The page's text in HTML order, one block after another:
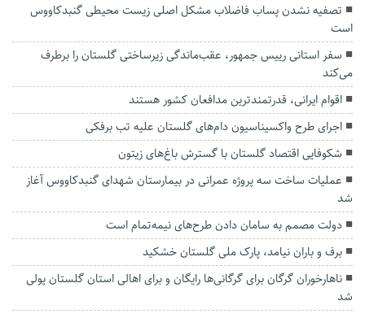
تصفیه نشدن پساب فاضلاب مشکل اصلی زیست محیطی گنبدکاووس
است
سفر استانی رییس جمهور، عقب‌ماندگی زیرساختی گلستان را برطرف
می‌کند
اقوام ایرانی، قدرتمندترین مدافعان کشور هستند
اجرای طرح واکسیناسیون دام‌های گلستان علیه تب برفکی
شکوفایی اقتصاد گلستان با گسترش باغ‌های زیتون
عملیات ساخت سه پروژه عمرانی در بیمارستان شهدای گنبدکاووس آغاز
شد
دولت مصمم به سامان دادن طرح‌های نیمه‌تمام است
برف و باران نیامد، پارک ملی گلستان خشکید
ناهارخوران گرگان برای گرگانی‌ها رایگان و برای اهالی استان گلستان پولی
شد